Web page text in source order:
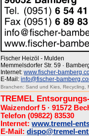
Fischer Heizöl - Mulden
Memmelsdorfer Str. 59 ·
Internet:www.fischer-
E-Mail:info@fischer-
Branchen:Sand und Kies ,Recycling ,
TREMEL
Waizendorf 5 · 91572
Telefon (09822) 83530
Internet:www.tremel-
E-Mail:dispo@tremel-